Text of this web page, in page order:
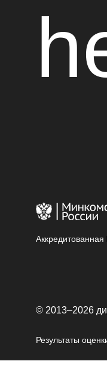
© 2013–2026
Результаты